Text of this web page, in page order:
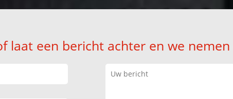
laat een bericht achter en we